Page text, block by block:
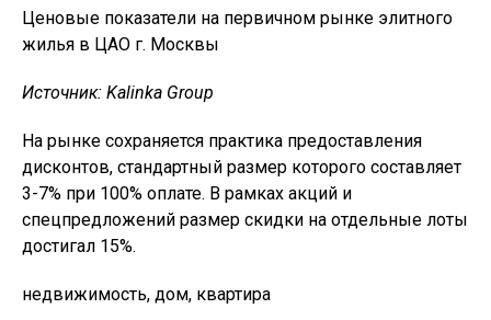
Ценовые показатели на первичном рынке элитного
жилья в ЦАО г. Москвы
Источник: Kalinka Group
На рынке сохраняется практика предоставления
дисконтов, стандартный размер которого составляет
3-7% при 100% оплате. В рамках акций и
спецпредложений размер скидки на отдельные лоты
достигал 15%.
недвижимость, дом, квартира